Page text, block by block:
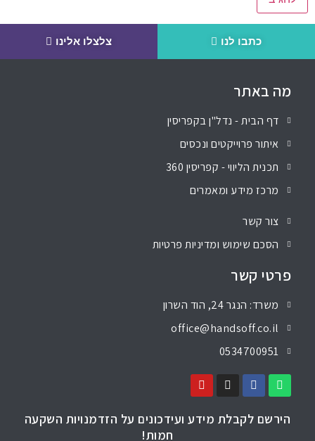
כתבו לנו צלצלו אלינו
מה באתר
דף הבית - נדל"ן בקפריסין
איתור פרוייקטים ונכסים
תכנית הליווי - קפריסין 360
מרכז מידע ומאמרים
צור קשר
הסכם שימוש ומדיניות פרטיות
פרטי קשר
משרד: הנגר 24, הוד השרון
office@handsoff.co.il
0534700951
הירשם לקבלת מידע ועידכונים על הזדמנויות השקעה
חמות!